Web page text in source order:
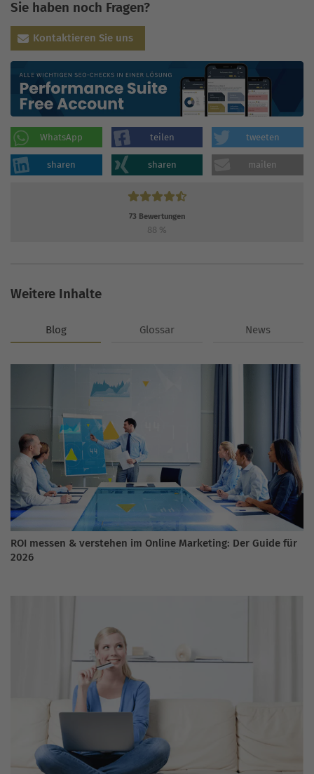
Sie haben noch Fragen?
Kontaktieren Sie uns
WhatsApp teilen tweeten
sharen sharen mailen
73 Bewertungen
88 %
Weitere Inhalte
Blog Glossar News
ROI messen & verstehen im Online Marketing: Der Guide für
2026